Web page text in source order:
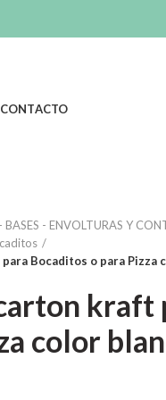
CONTACTO
BASES - ENVOLTURAS Y
Bocaditos o para Pizza
kraft
color